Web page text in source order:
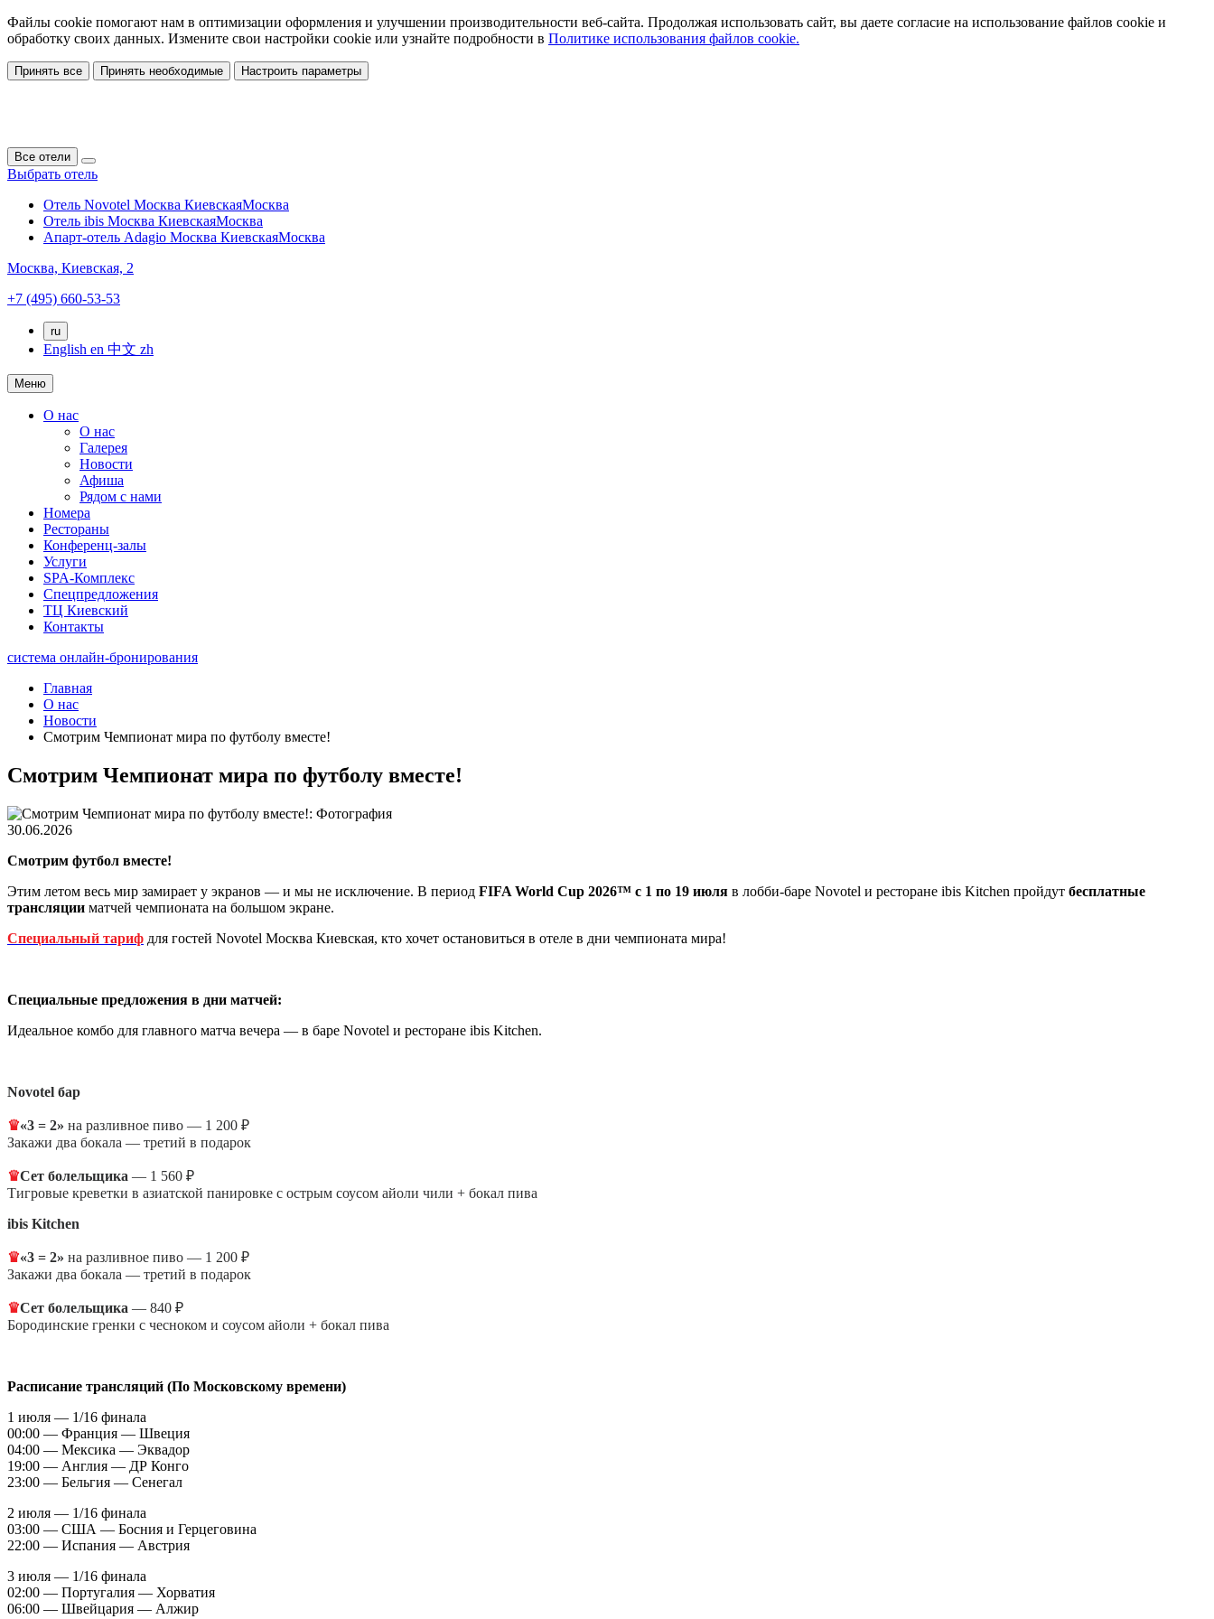
Файлы cookie помогают нам в оптимизации оформления и улучшении производительности веб-сайта. Продолжая использовать сайт, вы даете согласие на использование файлов cookie и
обработку своих данных. Измените свои настройки cookie или узнайте подробности в Политике использования файлов cookie.
Принять все Принять необходимые Настроить параметры
Все отели
Выбрать отель
Отель Novotel Москва КиевскаяМосква
Отель ibis Москва КиевскаяМосква
Апарт-отель Adagio Москва КиевскаяМосква
Москва, Киевская, 2
+7 (495) 660-53-53
ru
English en 中文 zh
Меню
О нас
О нас
Галерея
Новости
Афиша
Рядом с нами
Номера
Рестораны
Конференц-залы
Услуги
SPA-Комплекс
Спецпредложения
ТЦ Киевский
Контакты
система онлайн-бронирования
Главная
О нас
Новости
Смотрим Чемпионат мира по футболу вместе!
Смотрим Чемпионат мира по футболу вместе!
30.06.2026
Смотрим футбол вместе!
Этим летом весь мир замирает у экранов — и мы не исключение. В период FIFA World Cup 2026™ с 1 по 19 июля в лобби-баре Novotel и ресторане ibis Kitchen пройдут бесплатные
трансляции матчей чемпионата на большом экране.
Специальный тариф для гостей Novotel Москва Киевская, кто хочет остановиться в отеле в дни чемпионата мира!
Специальные предложения в дни матчей:
Идеальное комбо для главного матча вечера — в баре Novotel и ресторане ibis Kitchen.
Novotel бар
♛«3 = 2» на разливное пиво — 1 200 ₽
Закажи два бокала — третий в подарок
♛Сет болельщика — 1 560 ₽
Тигровые креветки в азиатской панировке с острым соусом айоли чили + бокал пива
ibis Kitchen
♛«3 = 2» на разливное пиво — 1 200 ₽
Закажи два бокала — третий в подарок
♛Сет болельщика — 840 ₽
Бородинские гренки с чесноком и соусом айоли + бокал пива
Расписание трансляций (По Московскому времени)
1 июля — 1/16 финала
00:00 — Франция — Швеция
04:00 — Мексика — Эквадор
19:00 — Англия — ДР Конго
23:00 — Бельгия — Сенегал
2 июля — 1/16 финала
03:00 — США — Босния и Герцеговина
22:00 — Испания — Австрия
3 июля — 1/16 финала
02:00 — Португалия — Хорватия
06:00 — Швейцария — Алжир